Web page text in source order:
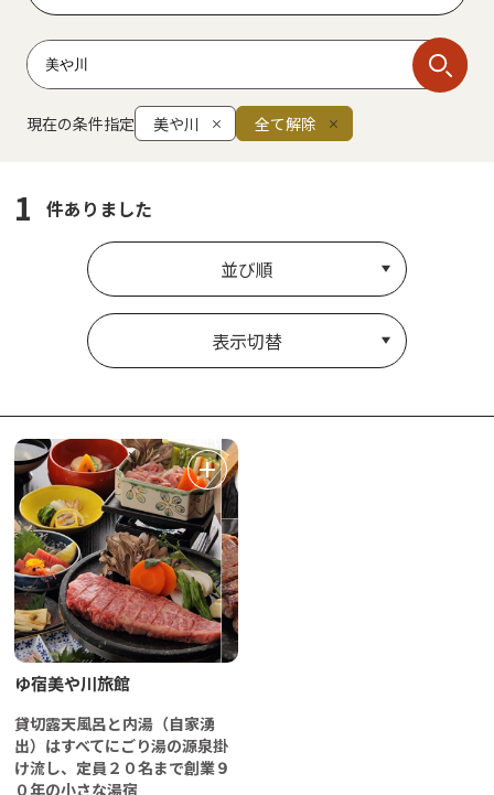
現在の条件指定 美や川 全て解除
1 件ありました
並び順
表示切替
ゆ宿美や川旅館
貸切露天風呂と内湯（自家湧
出）はすべてにごり湯の源泉掛
け流し、定員２０名まで創業９
０年の小さな湯宿